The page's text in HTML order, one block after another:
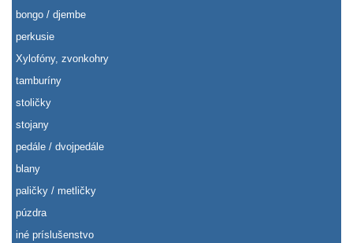
bongo / djembe
perkusie
Xylofóny, zvonkohry
tamburíny
stoličky
stojany
pedále / dvojpedále
blany
paličky / metličky
púzdra
iné príslušenstvo